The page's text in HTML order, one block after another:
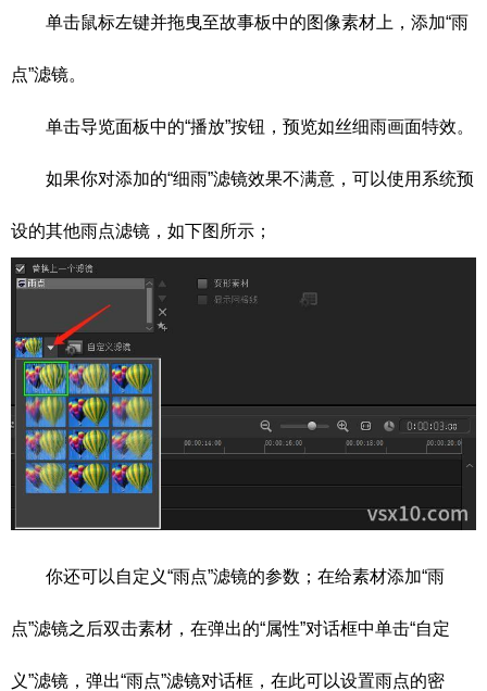
单击鼠标左键并拖曳至故事板中的图像素材上，添加“雨
点”滤镜。
单击导览面板中的“播放”按钮，预览如丝细雨画面特效。
如果你对添加的“细雨”滤镜效果不满意，可以使用系统预
设的其他雨点滤镜，如下图所示；
你还可以自定义“雨点”滤镜的参数；在给素材添加“雨
点”滤镜之后双击素材，在弹出的“属性”对话框中单击“自定
义”滤镜，弹出“雨点”滤镜对话框，在此可以设置雨点的密